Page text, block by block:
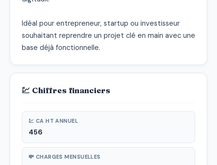
Idéal pour entrepreneur, startup ou investisseur
souhaitant reprendre un projet clé en main avec une
base déjà fonctionnelle.
💹 Chiffres financiers
💹 CA HT ANNUEL
456
💸 CHARGES MENSUELLES